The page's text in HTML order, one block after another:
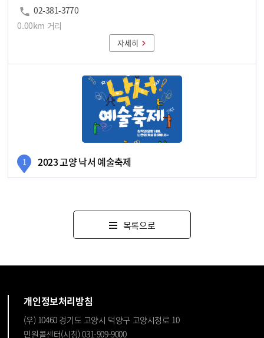
02-381-3770
0.00km 거리
자세히
1 2023 고양 낙서 예술축제
자세히
목록으로
개인정보처리방침
(우) 10460 경기도 고양시 덕양구 고양시청로 10
민원콜센터(시청) 031-909-9000